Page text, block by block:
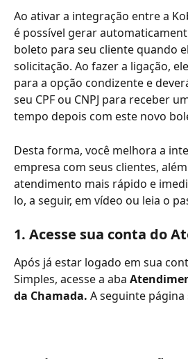
Ao ativar a integração entre a
é possível gerar
boleto para seu cliente quando
solicitação. Ao fazer a ligação,
para a opção condizente e
seu CPF ou CNPJ para receber
tempo depois com este novo
Desta forma, você melhora a
empresa com seus clientes,
atendimento mais rápido e
lo, a seguir, em vídeo ou leia o
1. Acesse sua conta do
Após já estar logado em sua
Simples, acesse a aba
da Chamada. A seguinte página